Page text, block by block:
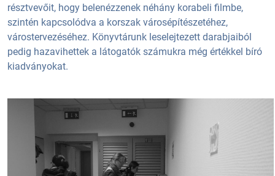
résztvevőit, hogy belenézzenek néhány korabeli filmbe,
szintén kapcsolódva a korszak városépítészetéhez,
várostervezéséhez. Könyvtárunk leselejtezett darabjaiból
pedig hazavihettek a látogatók számukra még értékkel bíró
kiadványokat.